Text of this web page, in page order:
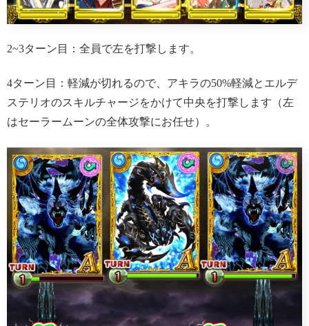
2~3ターン目：全員で左を打撃します。
4ターン目：軽減が切れるので、アキラの50%軽減とエルデ
ステリオのスキルチャージをかけて中央を打撃します（左
はセーラームーンの全体攻撃にお任せ）。